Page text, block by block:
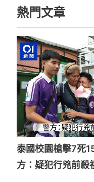
熱門文章
泰國校園槍擊7
方：疑犯行兇前殺